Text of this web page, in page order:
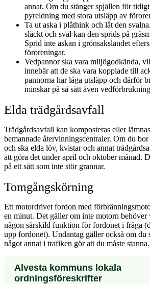
annat. Om du stänger spjällen för
pyreldning med stora utsläpp av
Ta ut aska i plåthink och låt den
släckt och sval kan den sprids på
Sprid inte askan i grönsakslandet
föroreningar.
Vedpannor ska vara miljögodkända,
innebär att de ska vara kopplade till
pannorna har låga utsläpp och därför
minskar på så sätt även
Elda trädgårdsavfall
Trädgårdsavfall kan komposteras eller
bemannade återvinningscentraler. Om du
och ska elda löv, kvistar och annat
att göra det under april och oktober månad.
på ett sätt som inte stör grannar.
Tomgångskörning
Ett motordrivet fordon med
en minut. Det gäller om inte motorn behöver
någon särskild funktion för fordonet i fråga
upp fordonet). Undantag gäller också om
något annat i trafiken gör att du måste stanna.
Alvesta kommuns lokala
ordningsföreskrifter